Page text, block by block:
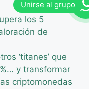
los 5
de
‘titanes’ que
y transformar
criptomonedas